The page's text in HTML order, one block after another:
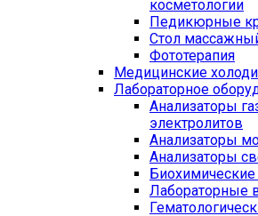
косметологии
Педикюрные
Стол
Фототерапия
Медицинские
Лабораторное
Анализаторы
электролитов
Анализаторы
Анализаторы
Лабораторные